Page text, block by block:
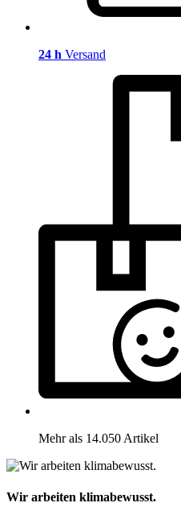
24 h Versand
Mehr als 14.050 Artikel
Wir arbeiten klimabewusst.